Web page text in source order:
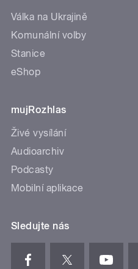
Válka na Ukrajině
Komunální volby
Stanice
eShop
mujRozhlas
Živé vysílání
Audioarchiv
Podcasty
Mobilní aplikace
Sledujte nás